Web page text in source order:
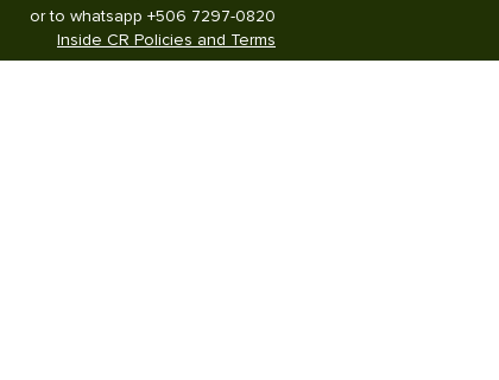
or to whatsapp +506 7297-0820
Inside CR Policies and Terms